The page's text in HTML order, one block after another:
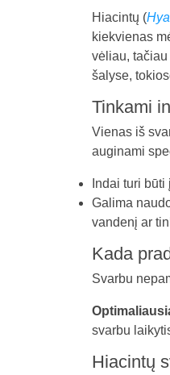
Hiacintų (
kiekvienas
vėliau,
šalyse,
Tinkami
Vienas iš
auginami
Indai turi
Galima
vandenį ar
Kada
Svarbu
svarbu
Hiacintų